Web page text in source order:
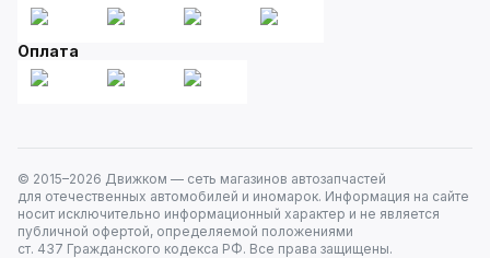
Оплата
© 2015–2026 Движком — сеть магазинов автозапчастей
для отечественных автомобилей и иномарок. Информация на сайте
носит исключительно информационный характер и не является
публичной офертой, определяемой положениями
ст. 437 Гражданского кодекса РФ. Все права защищены.